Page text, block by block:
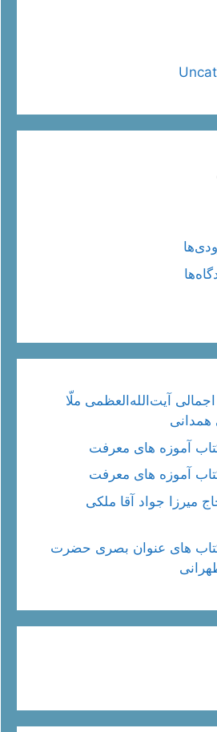
آیت‌الله‌العظمی ملّا
آموزه های معرفت
آموزه های معرفت
میرزا جواد آقا ملکی
های عنوان بصری حضرت